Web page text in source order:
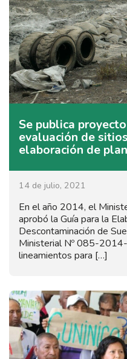
Se publica
evaluación de
elaboración de
14 de julio, 2021
En el año 2014, el
aprobó la Guía para la
Descontaminación de
Ministerial Nº 085-
lineamientos para […]